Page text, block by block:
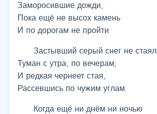
Заморосившие дожди,
Пока ещё не высох камень
И по дорогам не пройти.
Застывший серый снег не стаял,
Туман с утра, по вечерам;
И редкая чернеет стая,
Рассевшись по чужим углам.
Когда ещё ни днём ни ночью